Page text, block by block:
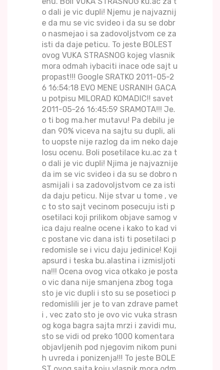
o dali je vic dupli! Njemu je najvaznij
e da mu se vic svideo i da su se dobr
o nasmejao i sa zadovoljstvom ce za
isti da daje peticu. To jeste BOLEST
ovog VUKA STRASNOG kojeg vlasnik
mora odmah iybaciti inace ode sajt u
propast!!! Google SRATKO 2011-05-2
6 16:54:18 EVO MENE USRANIH GACA
u potpisu MILORAD KOMADIC!! savet
2011-05-26 16:45:59 SRAMOTA!!! Je.
o ti bog ma.her mutavu! Pa debilu je
dan 90% viceva na sajtu su dupli, ali
to uopste nije razlog da im neko daje
losu ocenu. Boli posetilace ku.ac za t
o dali je vic dupli! Njima je najvaznije
da im se vic svideo i da su se dobro n
asmijali i sa zadovoljstvom ce za isti
da daju peticu. Nije stvar u tome , ve
c to sto sajt vecinom posecuju isti p
osetilaci koji prilikom objave samog v
ica daju realne ocene i kako to kad vi
c postane vic dana isti ti posetilaci p
redomisle se i vicu daju jedinice! Koji
apsurd i teska bu.alastina i izmisljoti
na!!! Ocena ovog vica otkako je posta
o vic dana nije smanjena zbog toga
sto je vic dupli i sto su se posetioci p
redomislili jer je to van zdrave pamet
i , vec zato sto je ovo vic vuka strasn
og koga bagra sajta mrzi i zavidi mu,
sto se vidi od preko 1000 komentara
objavljenih pod njegovim nikom puni
h uvreda i ponizenja!!! To jeste BOLE